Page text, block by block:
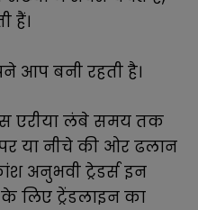
हैं।
आप बनी रहती है।
एरीया लंबे समय तक
या नीचे की ओर ढलान
अनुभवी ट्रेडर्स इन
के लिए ट्रेंडलाइन का